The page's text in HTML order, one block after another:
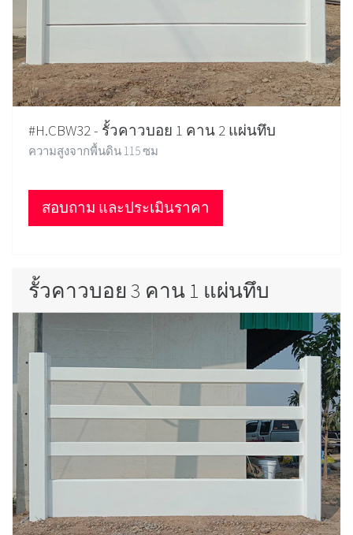
#H.CBW32 - รั้วคาวบอย 1 คาน 2 แผ่นทึบ
ความสูงจากพื้นดิน 115 ซม
สอบถาม และประเมินราคา
รั้วคาวบอย 3 คาน 1 แผ่นทึบ